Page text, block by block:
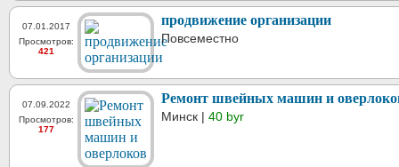
07.01.2017
Просмотров:
421
продвижение организации
Повсеместно
07.09.2022
Просмотров:
177
Ремонт швейных машин и
Минск | 40 byr